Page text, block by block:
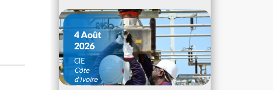
4 Août
2026
CIE
Côte
d'Ivoire